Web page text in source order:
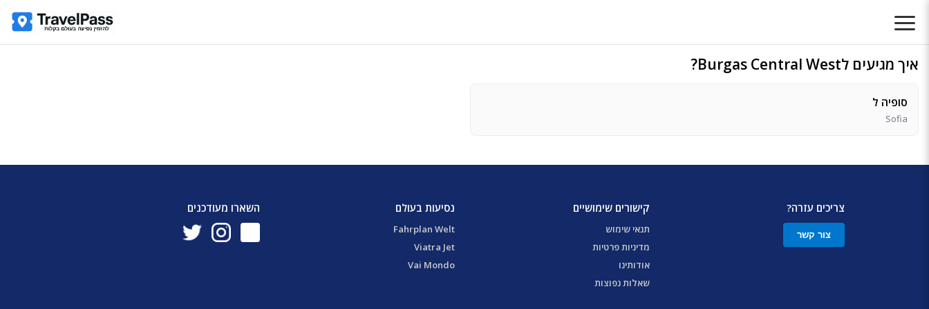
איך מגיעים לBurgas Central West?
סופיה ל
Sofia
צריכים עזרה?
צור קשר
קישורים שימושיים
תנאי שימוש
מדיניות פרטיות
אודותינו
שאלות נפוצות
נסיעות בעולם
Fahrplan Welt
Viatra Jet
Vai Mondo
השארו מעודכנים